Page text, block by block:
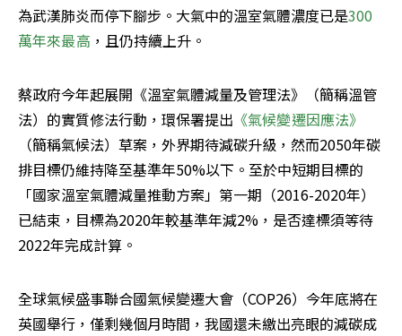
為武漢肺炎而停下腳步。大氣中的溫室氣體濃度已是300
萬年來最高 ，且仍持續上升。
蔡政府今年起展開《溫室氣體減量及管理法》（簡稱溫管
法）的實質修法行動，環保署提出 《氣候變遷因應法》
（簡稱氣候法）草案，外界期待減碳升級，然而2050年碳
排目標仍維持降至基準年50%以下。至於中短期目標的
「國家溫室氣體減量推動方案」第一期（2016-2020年）
已結束，目標為2020年較基準年減2%，是否達標須等待
2022年完成計算。
全球氣候盛事聯合國氣候變遷大會（COP26）今年底將在
英國舉行，僅剩幾個月時間，我國還未繳出亮眼的減碳成